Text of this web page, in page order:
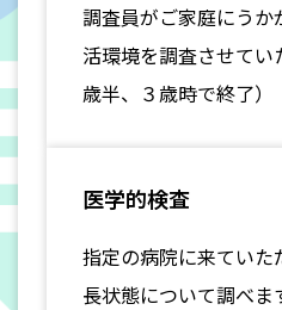
調査員がご家庭にうか
活環境を調査させてい
歳半、３歳時で終了）
医学的検査
指定の病院に来ていた
長状態について調べま